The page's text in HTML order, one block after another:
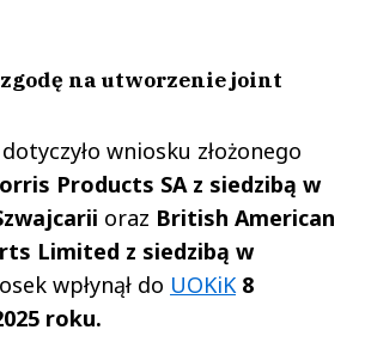
na utworzenie joint
wniosku złożonego
Products SA z siedzibą w
oraz British American
Limited z siedzibą w
wpłynął do UOKiK 8
roku.